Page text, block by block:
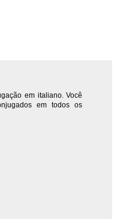
em italiano. Você
em todos os